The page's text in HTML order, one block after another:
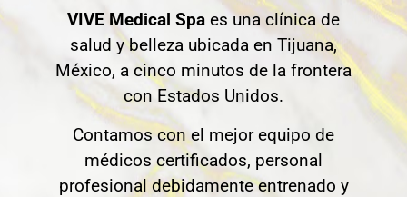
VIVE Medical Spa es una clínica de
salud y belleza ubicada en Tijuana,
México, a cinco minutos de la frontera
con Estados Unidos.
Contamos con el mejor equipo de
médicos certificados, personal
profesional debidamente entrenado y